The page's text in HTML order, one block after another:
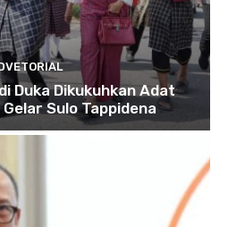
Duka Dikukuhkan Adat
Gelar Sulo Tappidena